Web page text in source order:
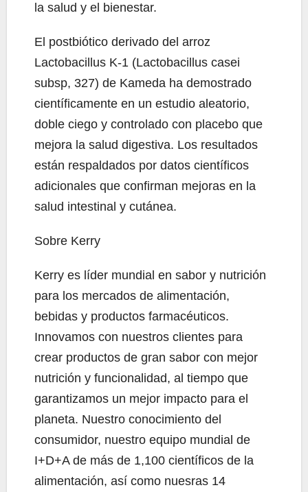
la salud y el bienestar.
El postbiótico derivado del arroz
Lactobacillus K-1 (Lactobacillus casei
subsp, 327) de Kameda ha demostrado
científicamente en un estudio aleatorio,
doble ciego y controlado con placebo que
mejora la salud digestiva. Los resultados
están respaldados por datos científicos
adicionales que confirman mejoras en la
salud intestinal y cutánea.
Sobre Kerry
Kerry es líder mundial en sabor y nutrición
para los mercados de alimentación,
bebidas y productos farmacéuticos.
Innovamos con nuestros clientes para
crear productos de gran sabor con mejor
nutrición y funcionalidad, al tiempo que
garantizamos un mejor impacto para el
planeta. Nuestro conocimiento del
consumidor, nuestro equipo mundial de
I+D+A de más de 1,100 científicos de la
alimentación, así como nuesras 14